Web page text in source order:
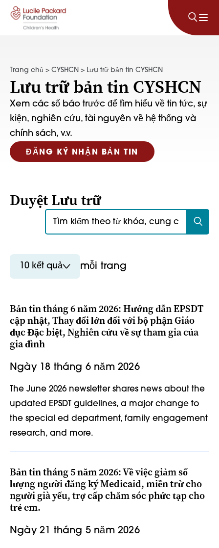
Bỏ qua nội dung
Trang chủ > CYSHCN > Lưu trữ bản tin CYSHCN
Lưu trữ bản tin CYSHCN
Xem các số báo trước để tìm hiểu về tin tức, sự
kiện, nghiên cứu, tài nguyên về hệ thống và
chính sách, v.v.
ĐĂNG KÝ NHẬN BẢN TIN
Duyệt Lưu trữ
Tìm kiếm:
10 kết quả mỗi trang
Bản tin tháng 6 năm 2026: Hướng dẫn EPSDT
cập nhật, Thay đổi lớn đối với bộ phận Giáo
dục Đặc biệt, Nghiên cứu về sự tham gia của
gia đình
Ngày 18 tháng 6 năm 2026
The June 2026 newsletter shares news about the
updated EPSDT guidelines, a major change to
the special ed department, family engagement
research, and more.
Bản tin tháng 5 năm 2026: Về việc giảm số
lượng người đăng ký Medicaid, miễn trừ cho
người già yếu, trợ cấp chăm sóc phức tạp cho
trẻ em.
Ngày 21 tháng 5 năm 2026